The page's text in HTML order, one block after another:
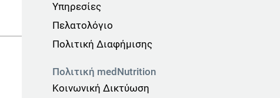
Υπηρεσίες
Πελατολόγιο
Πολιτική Διαφήμισης
Πολιτική medNutrition
Κοινωνική Δικτύωση